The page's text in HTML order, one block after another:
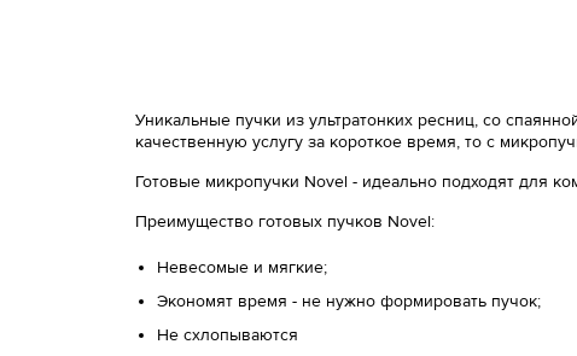
Уникальные пучки из ультратонких ресниц, со
качественную услугу за короткое время, то c
Готовые микропучки Novel - идеально подходят для
Преимущество готовых пучков Novel:
Невесомые и мягкие;
Экономят время - не нужно формировать пучок;
Не схлопываются